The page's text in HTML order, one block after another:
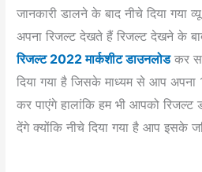
जानकारी डालने के बाद नीचे दिया
अपना रिजल्ट देखते हैं रिजल्ट देखने के
रिजल्ट 2022 मार्कशीट डाउनलोडकर
दिया गया है जिसके माध्यम से आप अपना
कर पाएंगे हालांकि हम भी आपको रिजल्ट
देंगे क्योंकि नीचे दिया गया है आप इसके